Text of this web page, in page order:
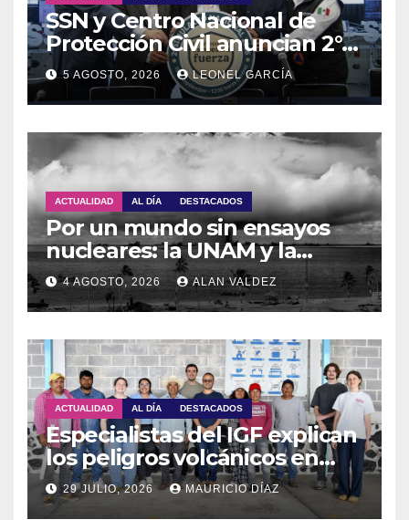
SSN y Centro Nacional de
Protección Civil anuncian 2°
Simulacro Nacional 2026
5 AGOSTO, 2026 LEONEL GARCÍA
ACTUALIDAD AL DÍA DESTACADOS
Por un mundo sin ensayos
nucleares: la UNAM y la
OTPCEN celebran 30 años de
colaboración
4 AGOSTO, 2026 ALAN VALDEZ
ACTUALIDAD AL DÍA DESTACADOS
Especialistas del IGF explican
los peligros volcánicos en
Guadalupe Huexocuapan
29 JULIO, 2026 MAURICIO DÍAZ